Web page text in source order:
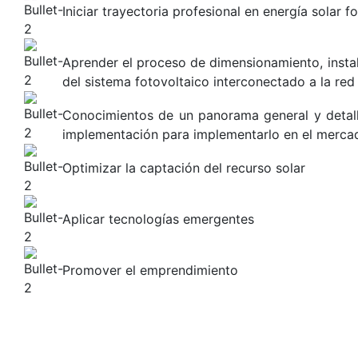
Iniciar trayectoria profesional en energía solar
Aprender el proceso de dimensionamiento,
del sistema fotovoltaico interconectado a la red
Conocimientos de un panorama general y
implementación para implementarlo en el
Optimizar la captación del recurso solar
Aplicar tecnologías emergentes
Promover el emprendimiento